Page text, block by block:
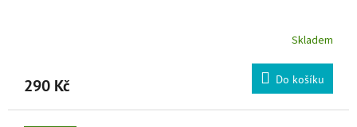
Skladem
290 Kč Do košíku